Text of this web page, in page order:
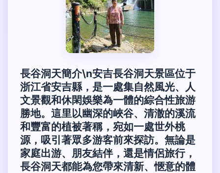
長谷洞天簡介\n安吉長谷洞天景區位于
浙江省安吉縣，是一處集自然風光、人
文景觀和休閑娛樂為一體的綜合性旅游
勝地。這里以幽深的峽谷、清澈的溪流
和豐富的植被著稱，宛如一處世外桃
源，吸引著眾多游客前來探訪。無論是
家庭出游、朋友結伴，還是情侶旅行，
長谷洞天都能為您帶來清新、愜意的體